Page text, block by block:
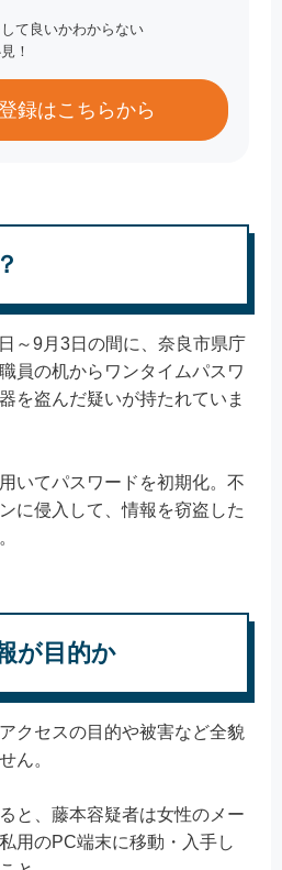
て良いかわからない
！
録はこちらから
～9月3日の間に、奈良市県庁
員の机からワンタイムパスワ
を盗んだ疑いが持たれていま
いてパスワードを初期化。不
に侵入して、情報を窃盗した
が目的か
クセスの目的や被害など全貌
ん。
と、藤本容疑者は女性のメー
用のPC端末に移動・入手し